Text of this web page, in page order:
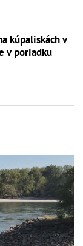
kúpaliskách v
v poriadku